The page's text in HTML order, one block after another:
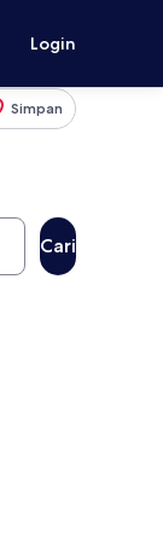
Login
Simpan
Cari